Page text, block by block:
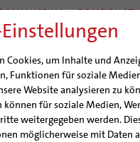
Cookies, um Inhalte und
Funktionen für soziale
Website analysieren zu
für soziale Medien,
weitergegeben werden.
möglicherweise mit Daten